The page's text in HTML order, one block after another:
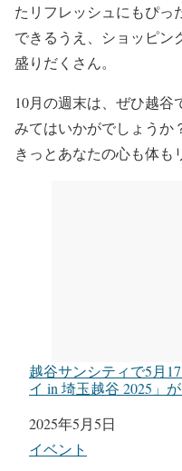
たリフレッシュにもぴっ
できるうえ、ショッピン
盛りだくさん。
10月の週末は、ぜひ越谷
みてはいかがでしょうか
きっとあなたの心も体も
越谷サンシティで5月
イ in 埼玉越谷 2025」
日付
2025年5月5日
関連理由
イベント